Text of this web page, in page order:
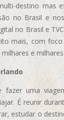
destino mas
no Brasil e
no Brasil e
mais, com
e
fazer uma
É reunir
estudar o